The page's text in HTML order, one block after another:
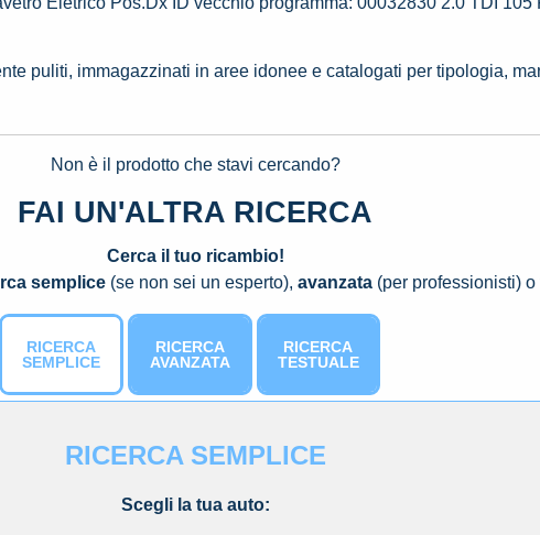
puliti, immagazzinati in aree idonee e catalogati per tipologia,
Non è il prodotto che stavi cercando?
FAI UN'ALTRA RICERCA
Cerca il tuo ricambio!
semplice (se non sei un esperto), avanzata (per professionisti) o
RICERCA
SEMPLICE
RICERCA
AVANZATA
RICERCA
TESTUALE
RICERCA SEMPLICE
Scegli la tua auto: